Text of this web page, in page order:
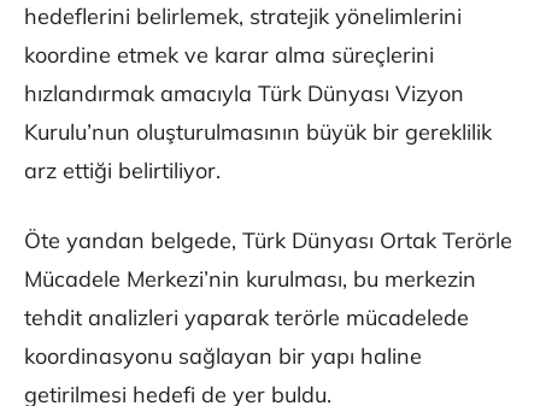
hedeflerini belirlemek, stratejik yönelimlerini
koordine etmek ve karar alma süreçlerini
hızlandırmak amacıyla Türk Dünyası Vizyon
Kurulu’nun oluşturulmasının büyük bir gereklilik
arz ettiği belirtiliyor.
Öte yandan belgede, Türk Dünyası Ortak Terörle
Mücadele Merkezi’nin kurulması, bu merkezin
tehdit analizleri yaparak terörle mücadelede
koordinasyonu sağlayan bir yapı haline
getirilmesi hedefi de yer buldu.